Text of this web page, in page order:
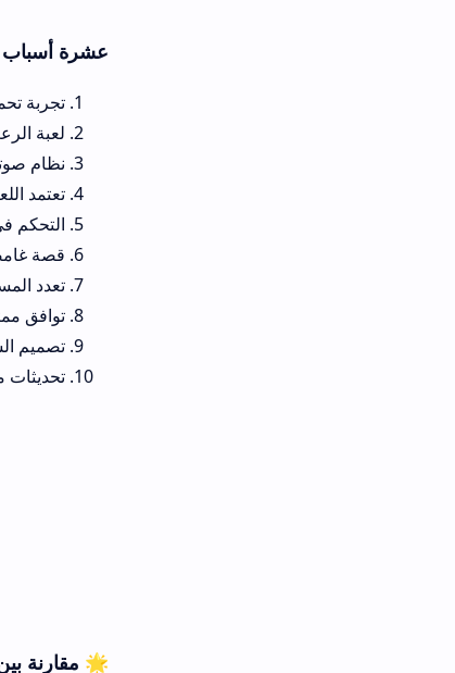
عشرة أسباب تجعل لعبة zouhri the cursed blood للهاتف تجربة مرعبة
لعبة الرعب المغربية
نظام صوتي ثلاثي الأبعاد
تعتمد اللعبة على الرعب
التحكم في لعبة zouhri the cursed blood للاندرويد سهل وسلس، مما يجعلك تركز على النجاة.
قصة غامضة تجبرك على
تعدد المسارات داخل
توافق ممتاز مع لعبة zouhri the cursed blood للهاتف، مما يضمن أداءً مستقراً.
تصميم الشخصيات
تحديثات مستمرة تضيف